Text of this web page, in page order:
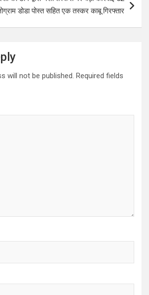
डोडा पोस्त सहित एक तस्कर काबू गिरफ्तार
will not be published. Required fields